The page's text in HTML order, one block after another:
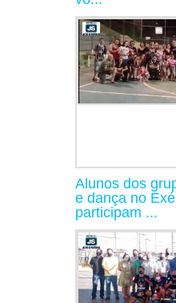
Alunos dos
e dança no
participam ...